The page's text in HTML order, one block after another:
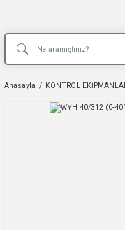
Anasayfa KONTROL